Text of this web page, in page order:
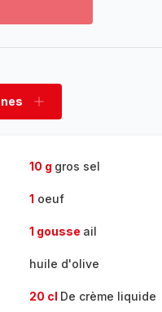
Ajouter
10 g gros sel
1 oeuf
1 gousse ail
huile d'olive
20 cl De crème liquide